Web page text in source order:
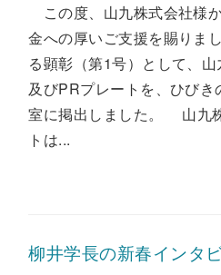
この度、山九株式会社様
金への厚いご支援を賜りま
る顕彰（第1号）として、
及びPRプレートを、ひび
室に掲出しました。 山九
トは...
柳井学長の新春インタ